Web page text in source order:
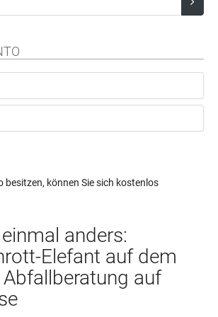
besitzen, können Sie sich kostenlos
anders:
Elefant auf dem
auf